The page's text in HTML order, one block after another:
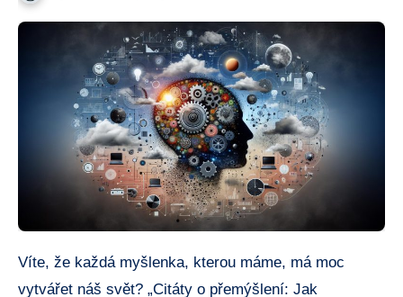
Víte, že každá myšlenka, kterou máme, má moc
vytvářet náš svět? „Citáty o přemýšlení: Jak